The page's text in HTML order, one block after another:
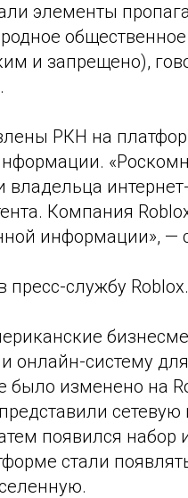
элементы
и запрещено),
РКН на
владельца
Компания
информации», —
пресс-службу Roblox.
онлайн-систему
было изменено на
появился набор
стали